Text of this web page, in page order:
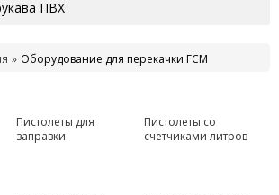
ПВХ
Оборудование для перекачки ГСМ
Пистолеты для
заправки
Пистолеты со
счетчиками литров